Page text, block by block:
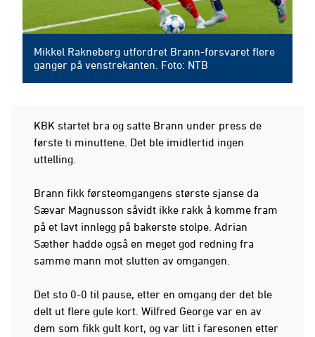
Mikkel Rakneberg utfordret Brann-forsvaret flere
ganger på venstrekanten. Foto: NTB
KBK startet bra og satte Brann under press de
første ti minuttene. Det ble imidlertid ingen
uttelling.
Brann fikk førsteomgangens største sjanse da
Sævar Magnusson såvidt ikke rakk å komme fram
på et lavt innlegg på bakerste stolpe. Adrian
Sæther hadde også en meget god redning fra
samme mann mot slutten av omgangen.
Det sto 0-0 til pause, etter en omgang der det ble
delt ut flere gule kort. Wilfred George var en av
dem som fikk gult kort, og var litt i faresonen etter